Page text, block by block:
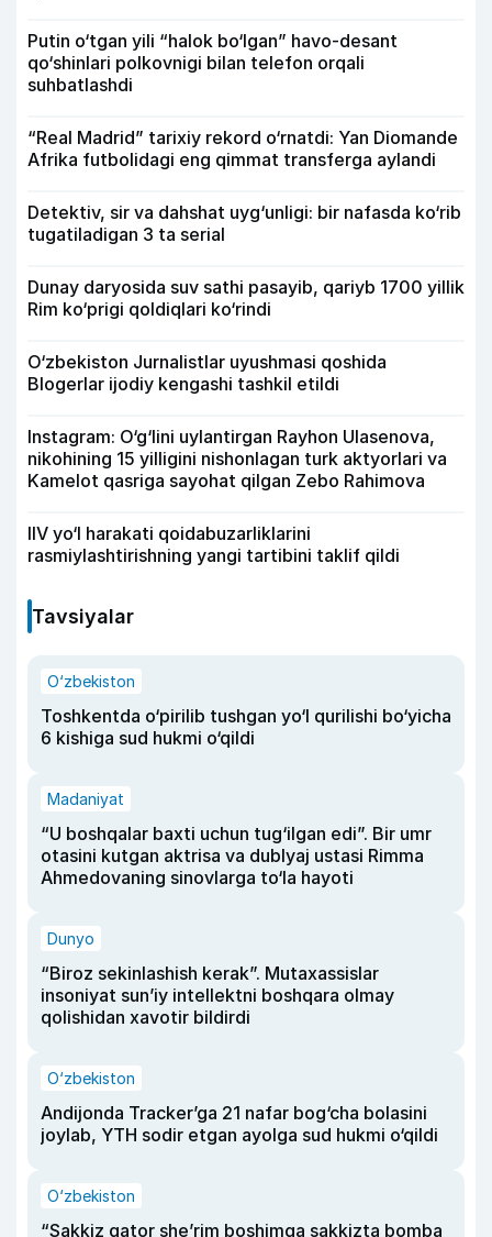
Putin o‘tgan yili “halok bo‘lgan” havo-desant
qo‘shinlari polkovnigi bilan telefon orqali
suhbatlashdi
“Real Madrid” tarixiy rekord o‘rnatdi: Yan Diomande
Afrika futbolidagi eng qimmat transferga aylandi
Detektiv, sir va dahshat uyg‘unligi: bir nafasda ko‘rib
tugatiladigan 3 ta serial
Dunay daryosida suv sathi pasayib, qariyb 1700 yillik
Rim ko‘prigi qoldiqlari ko‘rindi
O‘zbekiston Jurnalistlar uyushmasi qoshida
Blogerlar ijodiy kengashi tashkil etildi
Instagram: O‘g‘lini uylantirgan Rayhon Ulasenova,
nikohining 15 yilligini nishonlagan turk aktyorlari va
Kamelot qasriga sayohat qilgan Zebo Rahimova
IIV yo‘l harakati qoidabuzarliklarini
rasmiylashtirishning yangi tartibini taklif qildi
Tavsiyalar
O‘zbekiston
Toshkentda o‘pirilib tushgan yo‘l qurilishi bo‘yicha
6 kishiga sud hukmi o‘qildi
Madaniyat
“U boshqalar baxti uchun tug‘ilgan edi”. Bir umr
otasini kutgan aktrisa va dublyaj ustasi Rimma
Ahmedovaning sinovlarga to‘la hayoti
Dunyo
“Biroz sekinlashish kerak”. Mutaxassislar
insoniyat sun’iy intellektni boshqara olmay
qolishidan xavotir bildirdi
O‘zbekiston
Andijonda Tracker’ga 21 nafar bog‘cha bolasini
joylab, YTH sodir etgan ayolga sud hukmi o‘qildi
O‘zbekiston
“Sakkiz qator she’rim boshimga sakkizta bomba